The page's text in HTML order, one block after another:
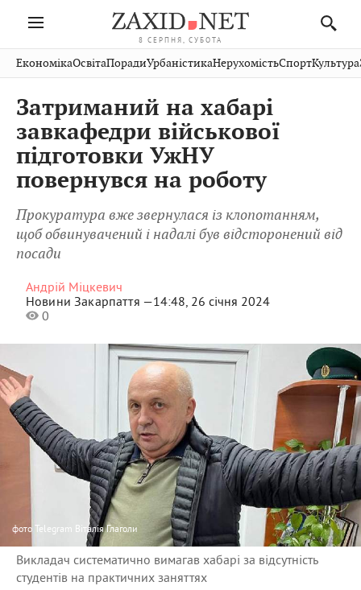
8 СЕРПНЯ, СУБОТА
Івано-
Франківськ
Волинь
Закарпаття
Рівне
Чернівці
Шептицький
Стрий
Хмельницький
Вінниця
Публікації
Авто СловкоКультура
Кіно Дім Спорт
ФотоОсвітаНерухомість
Домашні
ЕкономікаОсвітаПорадиУрбаністикаНерухомістьСпортКультура
Затриманий на хабарі
завкафедри військової
підготовки УжНУ
повернувся на роботу
Прокуратура вже звернулася із клопотанням,
щоб обвинувачений і надалі був відсторонений від
посади
Андрій Міцкевич
Новини Закарпаття —14:48, 26 січня 2024
0
фото Telegram Віталія Глаголи
Викладач систематично вимагав хабарі за відсутність
студентів на практичних заняттях